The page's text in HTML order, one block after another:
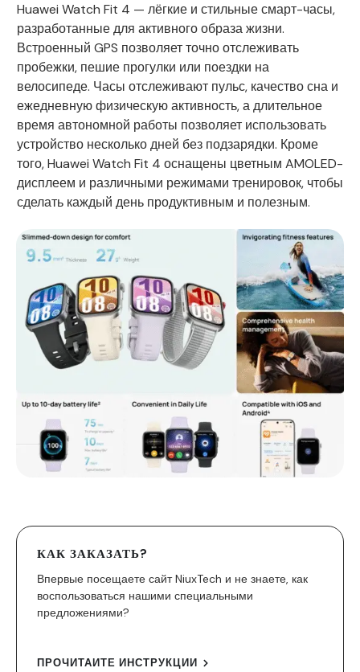
Huawei Watch Fit 4 — лёгкие и стильные смарт-часы,
разработанные для активного образа жизни.
Встроенный GPS позволяет точно отслеживать
пробежки, пешие прогулки или поездки на
велосипеде. Часы отслеживают пульс, качество сна и
ежедневную физическую активность, а длительное
время автономной работы позволяет использовать
устройство несколько дней без подзарядки. Кроме
того, Huawei Watch Fit 4 оснащены цветным AMOLED-
дисплеем и различными режимами тренировок, чтобы
сделать каждый день продуктивным и полезным.
КАК ЗАКАЗАТЬ?
Впервые посещаете сайт NiuxTech и не знаете, как
воспользоваться нашими специальными
предложениями?
ПРОЧИТАЙТЕ ИНСТРУКЦИИ